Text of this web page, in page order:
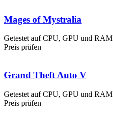
Mages of Mystralia
Getestet auf CPU, GPU und RAM
Preis prüfen
Grand Theft Auto V
Getestet auf CPU, GPU und RAM
Preis prüfen